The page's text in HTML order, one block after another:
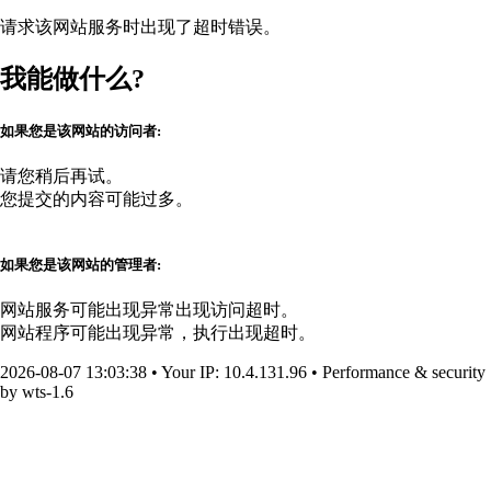
请求该网站服务时出现了超时错误。
我能做什么?
如果您是该网站的访问者:
请您稍后再试。
您提交的内容可能过多。
如果您是该网站的管理者:
网站服务可能出现异常出现访问超时。
网站程序可能出现异常，执行出现超时。
2026-08-07 13:03:38 • Your IP: 10.4.131.96 • Performance & security
by wts-1.6